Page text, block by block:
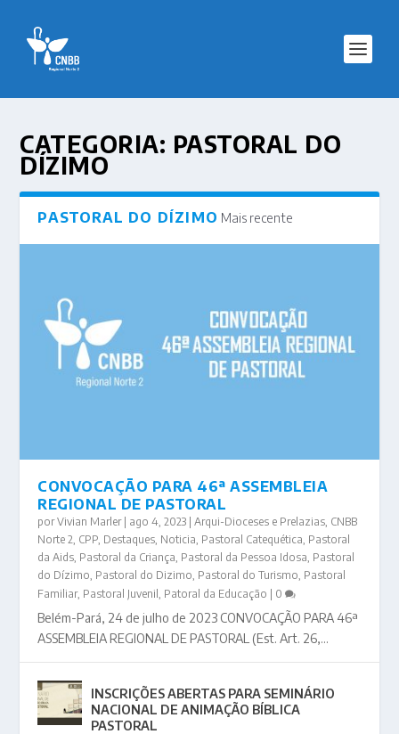
CATEGORIA: PASTORAL DO
DÍZIMO
PASTORAL DO DÍZIMO Mais recente
CONVOCAÇÃO PARA 46ª ASSEMBLEIA
REGIONAL DE PASTORAL
porVivian Marler| ago 4, 2023 |Arqui-Dioceses e Prelazias CNBB
Norte 2 CPP Destaques Noticia Pastoral Catequética Pastoral
da Aids Pastoral da Criança Pastoral da Pessoa Idosa Pastoral
do Dízimo Pastoral do Dizimo Pastoral do Turismo Pastoral
Familiar, Pastoral Juvenil Patoral da Educação 0
Belém-Pará, 24 de julho de 2023 CONVOCAÇÃO PARA 46ª
ASSEMBLEIA REGIONAL DE PASTORAL (Est. Art. 26,...
INSCRIÇÕES ABERTAS PARA SEMINÁRIO
NACIONAL DE ANIMAÇÃO BÍBLICA
PASTORAL